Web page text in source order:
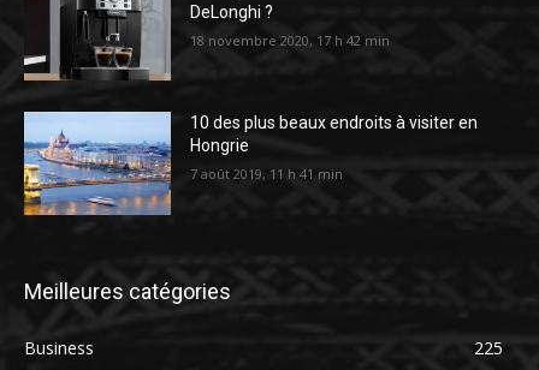
DeLonghi ?
18 novembre 2020, 17 h 42 min
10 des plus beaux endroits à visiter en
Hongrie
7 août 2019, 11 h 41 min
Meilleures catégories
Business
225